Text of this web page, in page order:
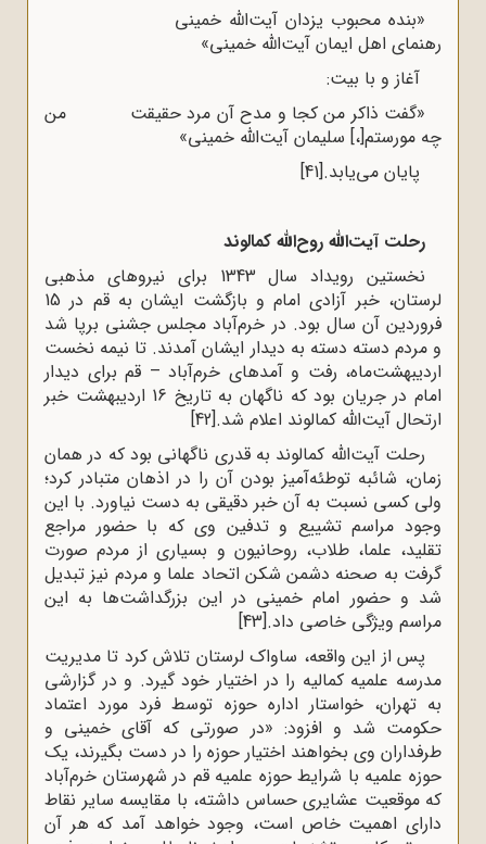
«بنده محبوب یزدان آیت‌اللّه‌ خمینى
رهنماى اهل ایمان آیت‌اللّه‌ خمینى»
آغاز و با بیت:
«گفت ذاکر من کجا و مدح آن مرد حقیقت من
چه مورستم[،] سلیمان آیت‌اللّه‌ خمینى»
پایان می‌یابد.[41]
رحلت آیت‌الله روح‌الله کمالوند
نخستین رویداد سال 1343 برای نیروهای مذهبی
لرستان، خبر آزادی امام و بازگشت ایشان به قم در 15
فروردین آن سال بود. در خرم‌آباد مجلس جشنی برپا شد
و مردم دسته دسته به دیدار ایشان آمدند. تا نیمه نخست
اردیبهشت‌ماه، رفت و آمدهای خرم‌آباد – قم برای دیدار
امام در جریان بود که ناگهان به تاریخ 16 اردیبهشت خبر
ارتحال آیت‌الله کمالوند اعلام شد.[42]
رحلت آیت‌الله کمالوند به قدری ناگهانی بود که در همان
زمان، شائبه توطئه‌آمیز بودن آن را در اذهان متبادر کرد؛
ولی کسی نسبت به آن خبر دقیقی به دست نیاورد. با این
وجود مراسم تشییع و تدفین وی که با حضور مراجع
تقلید، علما، طلاب، روحانیون و بسیاری از مردم صورت
گرفت به صحنه دشمن شکن اتحاد علما و مردم نیز تبدیل
شد و حضور امام خمینى در این بزرگداشت‌ها به این
مراسم ویژگی خاصی داد.[43]
پس از این واقعه، ساواک لرستان تلاش کرد تا مدیریت
مدرسه علمیه کمالیه را در اختیار خود گیرد. و در گزارشی
به تهران، خواستار اداره حوزه توسط فرد مورد اعتماد
حکومت شد و افزود: «در صورتی که آقای خمینی و
طرفداران وی بخواهند اختیار حوزه را در دست بگیرند، یک
حوزه علمیه با شرایط حوزه علمیه قم در شهرستان خرم‌آباد
که موقعیت عشایری حساس داشته، با مقایسه سایر نقاط
دارای اهمیت خاص است، وجود خواهد آمد که هر آن